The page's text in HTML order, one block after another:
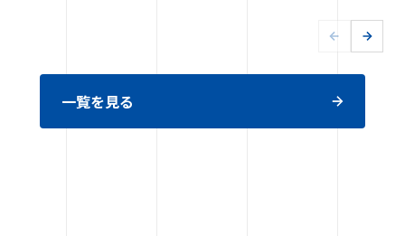
一覧を見る